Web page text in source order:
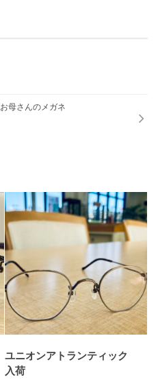
お母さんのメガネ
ユニオンアトランティック
入荷